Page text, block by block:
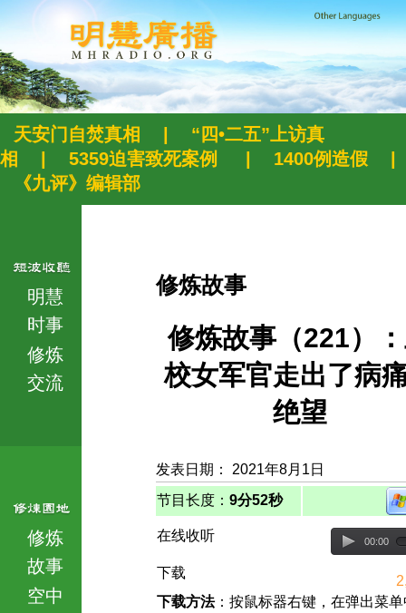
天安门自焚真相
“四•二五”上访真
相
5359迫害致死案例 1400例造假
《九评》编辑部
明慧
时事
修炼
交流
修炼
故事
空中
修炼故事
修炼故事（221）
校女军官走出了病
绝望
发表日期： 2021年8月1日
节目长度： 9分52秒
在线收听 00:00
下载
下载方法：按鼠标器右键，在弹出菜